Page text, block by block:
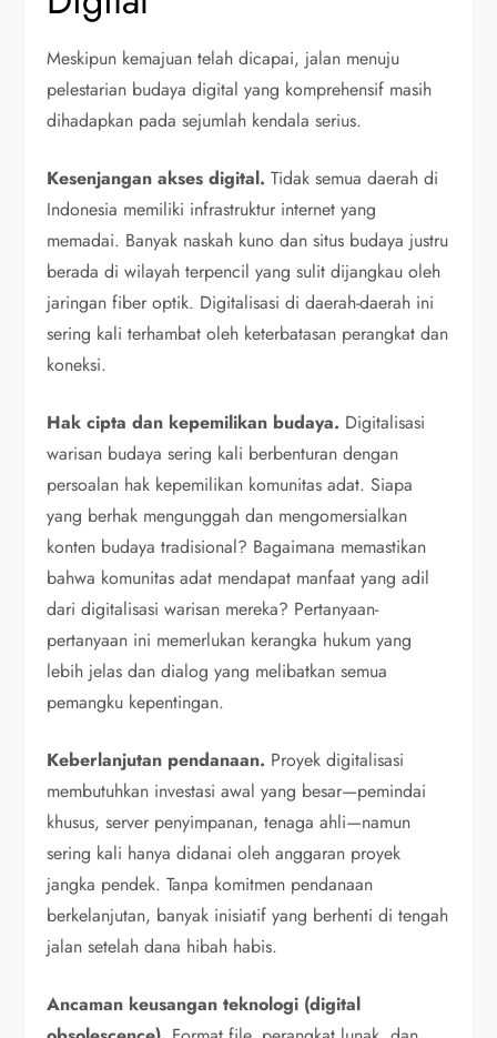
Meskipun kemajuan telah dicapai, jalan menuju
pelestarian budaya digital yang komprehensif masih
dihadapkan pada sejumlah kendala serius.
Kesenjangan akses digital. Tidak semua daerah di
Indonesia memiliki infrastruktur internet yang
memadai. Banyak naskah kuno dan situs budaya justru
berada di wilayah terpencil yang sulit dijangkau oleh
jaringan fiber optik. Digitalisasi di daerah-daerah ini
sering kali terhambat oleh keterbatasan perangkat dan
koneksi.
Hak cipta dan kepemilikan budaya. Digitalisasi
warisan budaya sering kali berbenturan dengan
persoalan hak kepemilikan komunitas adat. Siapa
yang berhak mengunggah dan mengomersialkan
konten budaya tradisional? Bagaimana memastikan
bahwa komunitas adat mendapat manfaat yang adil
dari digitalisasi warisan mereka? Pertanyaan-
pertanyaan ini memerlukan kerangka hukum yang
lebih jelas dan dialog yang melibatkan semua
pemangku kepentingan.
Keberlanjutan pendanaan. Proyek digitalisasi
membutuhkan investasi awal yang besar—pemindai
khusus, server penyimpanan, tenaga ahli—namun
sering kali hanya didanai oleh anggaran proyek
jangka pendek. Tanpa komitmen pendanaan
berkelanjutan, banyak inisiatif yang berhenti di tengah
jalan setelah dana hibah habis.
Ancaman keusangan teknologi (digital